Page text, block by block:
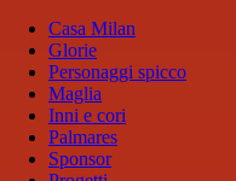
Casa Milan
Glorie
Personaggi spicco
Maglia
Inni e cori
Palmares
Sponsor